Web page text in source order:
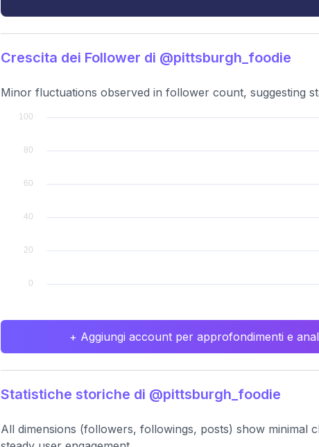
Crescita dei Follower di @pittsburgh_foodie
Minor fluctuations observed in follower count, suggesting
+ Aggiungi account per approfondimenti e
Statistiche storiche di @pittsburgh_foodie
All dimensions (followers, followings, posts) show minimal